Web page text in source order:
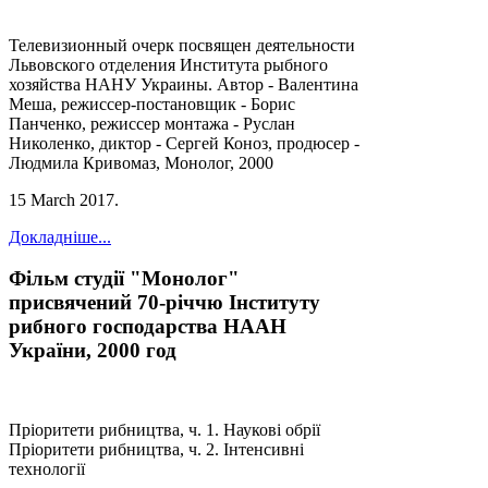
Телевизионный очерк посвящен деятельности
Львовского отделения Института рыбного
хозяйства НАНУ Украины. Автор - Валентина
Меша, режиссер-постановщик - Борис
Панченко, режиссер монтажа - Руслан
Николенко, диктор - Сергей Коноз, продюсер -
Людмила Кривомаз, Монолог, 2000
15 March 2017.
Докладніше...
Фільм студії "Монолог"
присвячений 70-річчю Інституту
рибного господарства НААН
України, 2000 год
Пріоритети рибництва, ч. 1. Наукові обрії
Пріоритети рибництва, ч. 2. Інтенсивні
технології